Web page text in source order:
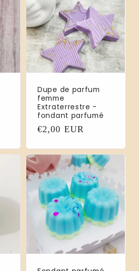
Dupe de parfum
femme
Extraterrestre -
fondant parfumé
Prix
€2,00 EUR